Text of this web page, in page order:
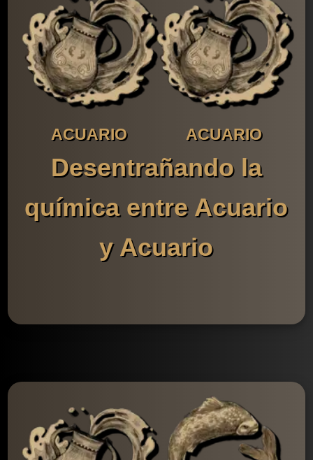
ACUARIO ACUARIO
Desentrañando la
química entre Acuario
y Acuario